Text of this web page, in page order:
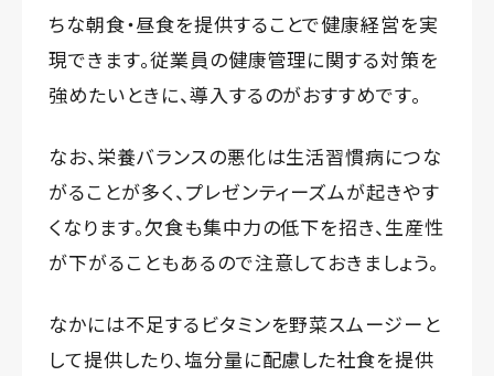
ちな朝食・昼食を提供することで健康経営を実
現できます。従業員の健康管理に関する対策を
強めたいときに、導入するのがおすすめです。
なお、栄養バランスの悪化は生活習慣病につな
がることが多く、プレゼンティーズムが起きやす
くなります。欠食も集中力の低下を招き、生産性
が下がることもあるので注意しておきましょう。
なかには不足するビタミンを野菜スムージーと
して提供したり、塩分量に配慮した社食を提供